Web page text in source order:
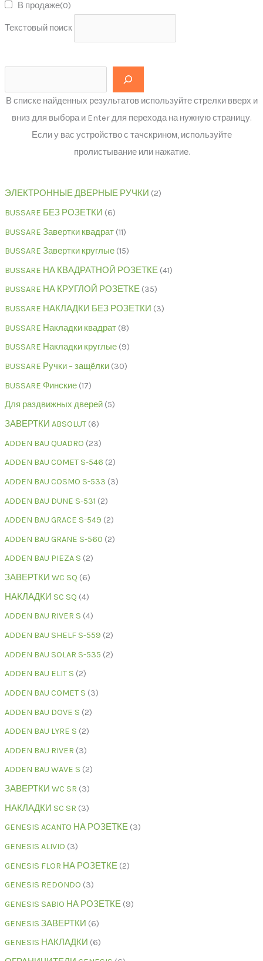
В продаже(0)
Текстовый поиск
В списке найденных результатов используйте стрелки вверх и
вниз для выбора и Enter для перехода на нужную страницу.
Если у вас устройство с тачскрином, используйте
пролистывание или нажатие.
ЭЛЕКТРОННЫЕ ДВЕРНЫЕ РУЧКИ 2
BUSSARE БЕЗ РОЗЕТКИ 6
BUSSARE Завертки квадрат 11
BUSSARE Завертки круглые 15
BUSSARE НА КВАДРАТНОЙ РОЗЕТКЕ 41
BUSSARE НА КРУГЛОЙ РОЗЕТКЕ 35
BUSSARE НАКЛАДКИ БЕЗ РОЗЕТКИ 3
BUSSARE Накладки квадрат 8
BUSSARE Накладки круглые 9
BUSSARE Ручки – защёлки 30
BUSSARE Финские 17
Для раздвижных дверей 5
ЗАВЕРТКИ ABSOLUT 6
ADDEN BAU QUADRO 23
ADDEN BAU COMET S-546 2
ADDEN BAU COSMO S-533 3
ADDEN BAU DUNE S-531 2
ADDEN BAU GRACE S-549 2
ADDEN BAU GRANE S-560 2
ADDEN BAU PIEZA S 2
ЗАВЕРТКИ WC SQ 6
НАКЛАДКИ SC SQ 4
ADDEN BAU RIVER S 4
ADDEN BAU SHELF S-559 2
ADDEN BAU SOLAR S-535 2
ADDEN BAU ELIT S 2
ADDEN BAU COMET S 3
ADDEN BAU DOVE S 2
ADDEN BAU LYRE S 2
ADDEN BAU RIVER 3
ADDEN BAU WAVE S 2
ЗАВЕРТКИ WC SR 3
НАКЛАДКИ SC SR 3
GENESIS ACANTO НА РОЗЕТКЕ 3
GENESIS ALIVIO 3
GENESIS FLOR НА РОЗЕТКЕ 2
GENESIS REDONDO 3
GENESIS SABIO НА РОЗЕТКЕ 9
GENESIS ЗАВЕРТКИ 6
GENESIS НАКЛАДКИ 6